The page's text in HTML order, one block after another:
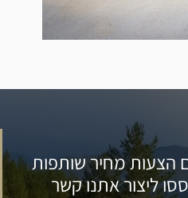
הצעות מחיר שותפות
ליצור אתנו קשר